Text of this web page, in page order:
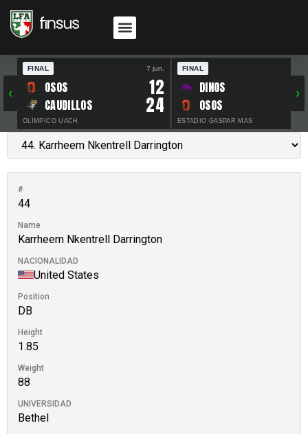
‹
FINAL 7 jun.
OSOS 12
CAUDILLOS 24
OLÍMPICO UACH
FINAL
DINOS
OSOS
ESTADIO GASPAR MAS
›
#
44
Name
Karrheem Nkentrell Darrington
NACIONALIDAD
United States
Position
DB
Height
1.85
Weight
88
UNIVERSIDAD
Bethel